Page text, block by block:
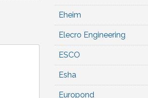
Eheim
Elecro Engineering
ESCO
Esha
Europond